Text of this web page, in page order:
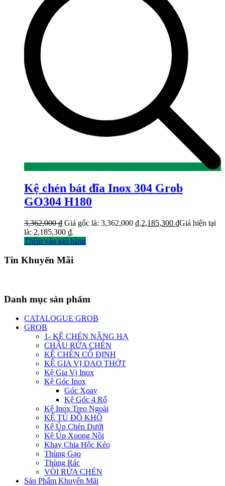
Kệ chén bát đĩa Inox 304 Grob
GO304 H180
3,362,000₫ Giá gốc là: 3,362,000 ₫.2,185,300 ₫Giá hiện tại
là: 2,185,300 ₫.
Thêm vào giỏ hàng
Tin Khuyến Mãi
Danh mục sản phẩm
CATALOGUE GROB
GROB
1- KỆ CHÉN NÂNG HẠ
CHẬU RỬA CHÉN
KỆ CHÉN CỐ ĐỊNH
KỆ GIA VỊ DAO THỚT
Kệ Gia Vị Inox
Kệ Góc Inox
Góc Xoay
Kệ Góc 4 Rổ
Kệ Inox Treo Ngoài
KỆ TỦ ĐỒ KHÔ
Kệ Úp Chén Dưới
Kệ Úp Xoong Nồi
Khay Chia Hộc Kéo
Thùng Gạo
Thùng Rác
VÒI RỬA CHÉN
Sản Phẩm Khuyến Mãi